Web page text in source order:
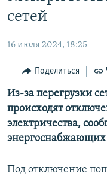
главной
Вернутся
поиску
КАРТА ВОЕННЫХ
ИСТОРИЯ
ИНФОГРАФИКА
ТЕЛЕПРОЕКТ
СОВЕТЫ
ПРОПАВШИЕ БЕЗ ВЕСТИ
РАДІО СВОБОДА
КАК ОБОЙТИ
Українською
Qırımtatar
сетей
16 июля 2024, 18:25
Поделиться
Из-за перегрузки
происходят
электричества,
Под отключение